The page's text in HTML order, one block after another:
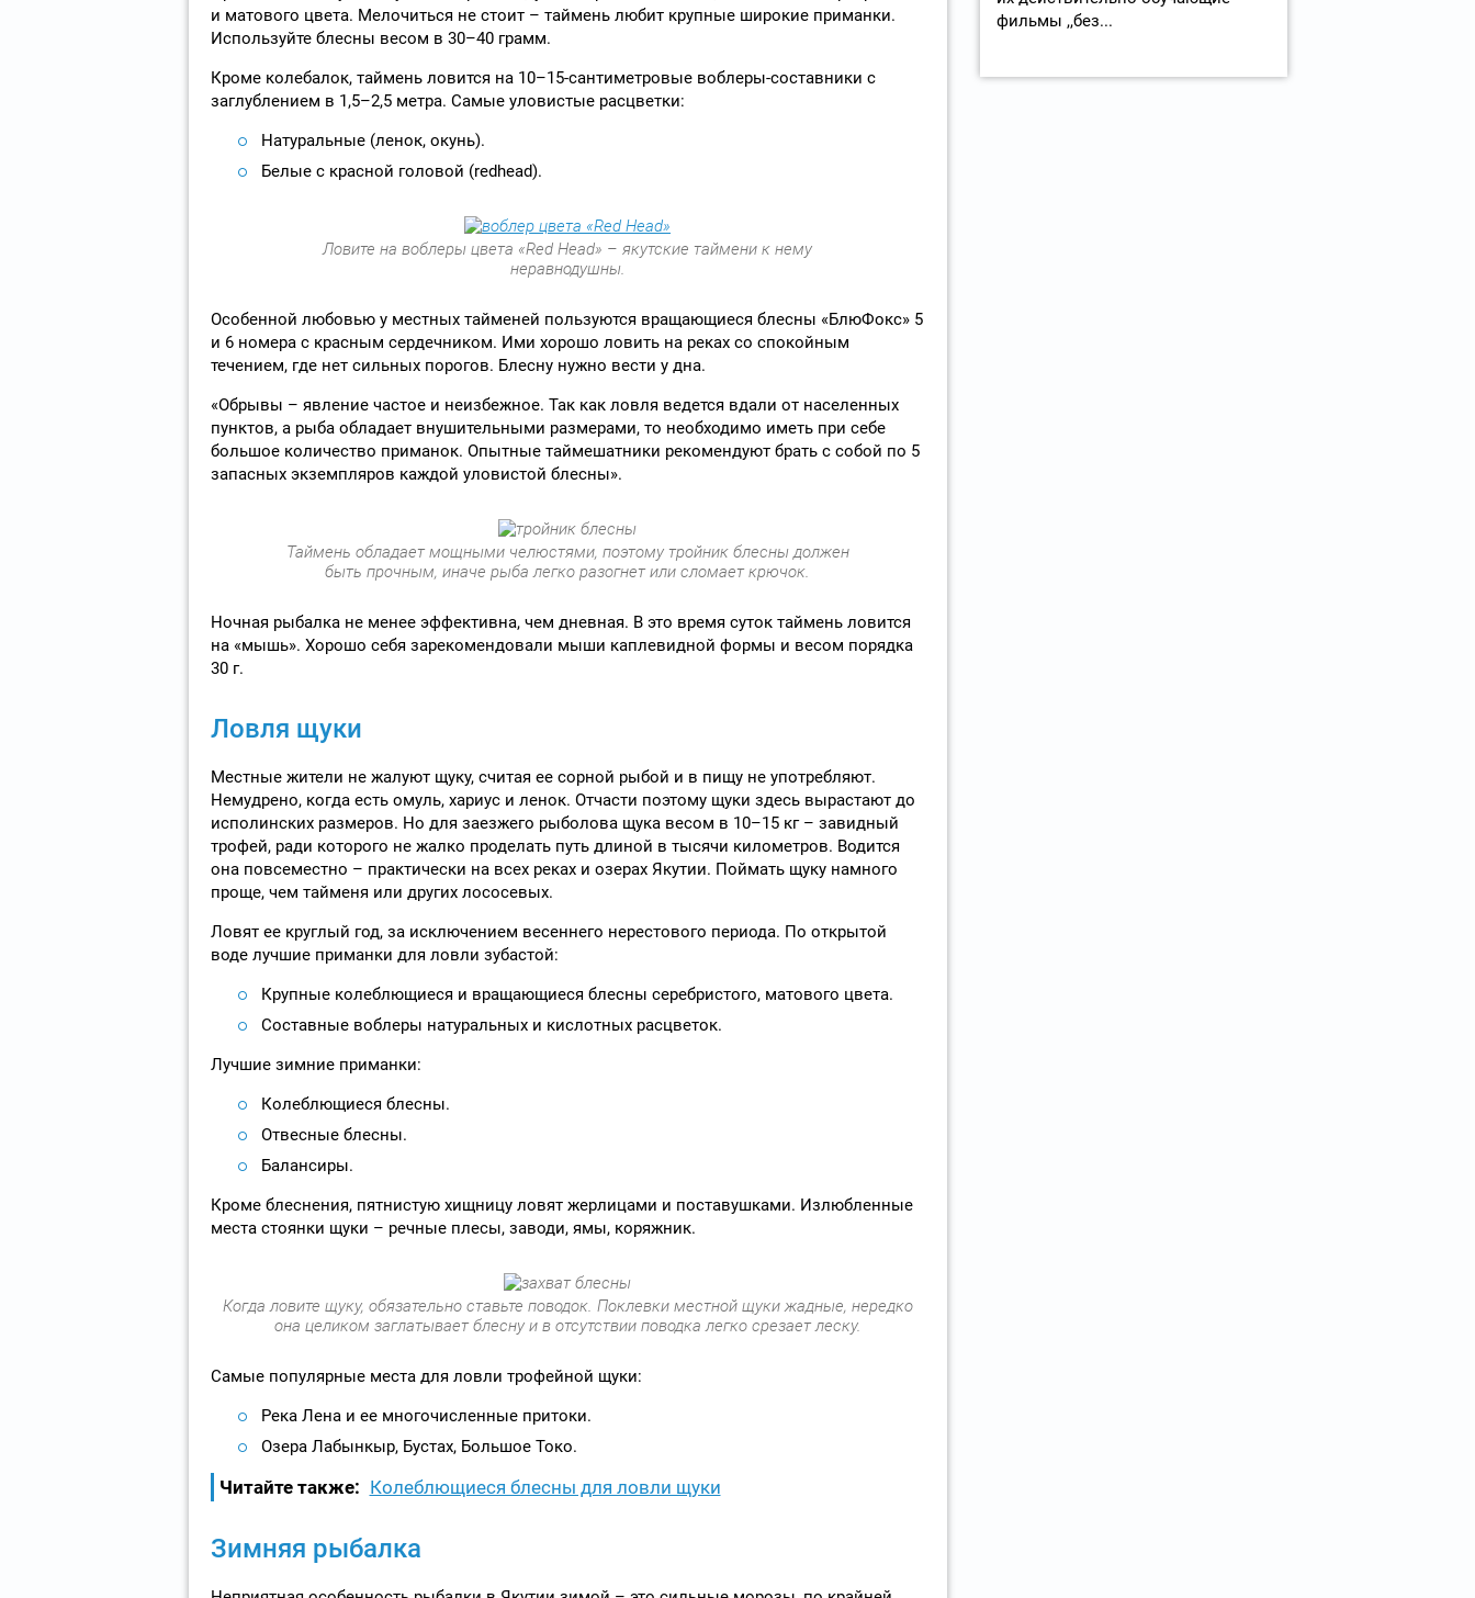
и матового цвета. Мелочиться не стоит – таймень любит крупные широкие приманки.
Используйте блесны весом в 30–40 грамм.
Кроме колебалок, таймень ловится на 10–15-сантиметровые воблеры-составники с
заглублением в 1,5–2,5 метра. Самые уловистые расцветки:
Натуральные (ленок, окунь).
Белые с красной головой (redhead).
Ловите на воблеры цвета «Red Head» – якутские таймени к нему
неравнодушны.
Особенной любовью у местных тайменей пользуются вращающиеся блесны «БлюФокс» 5
и 6 номера с красным сердечником. Ими хорошо ловить на реках со спокойным
течением, где нет сильных порогов. Блесну нужно вести у дна.
«Обрывы – явление частое и неизбежное. Так как ловля ведется вдали от населенных
пунктов, а рыба обладает внушительными размерами, то необходимо иметь при себе
большое количество приманок. Опытные таймешатники рекомендуют брать с собой по 5
запасных экземпляров каждой уловистой блесны».
Таймень обладает мощными челюстями, поэтому тройник блесны должен
быть прочным, иначе рыба легко разогнет или сломает крючок.
Ночная рыбалка не менее эффективна, чем дневная. В это время суток таймень ловится
на «мышь». Хорошо себя зарекомендовали мыши каплевидной формы и весом порядка
30 г.
Ловля щуки
Местные жители не жалуют щуку, считая ее сорной рыбой и в пищу не употребляют.
Немудрено, когда есть омуль, хариус и ленок. Отчасти поэтому щуки здесь вырастают до
исполинских размеров. Но для заезжего рыболова щука весом в 10–15 кг – завидный
трофей, ради которого не жалко проделать путь длиной в тысячи километров. Водится
она повсеместно – практически на всех реках и озерах Якутии. Поймать щуку намного
проще, чем тайменя или других лососевых.
Ловят ее круглый год, за исключением весеннего нерестового периода. По открытой
воде лучшие приманки для ловли зубастой:
Крупные колеблющиеся и вращающиеся блесны серебристого, матового цвета.
Составные воблеры натуральных и кислотных расцветок.
Лучшие зимние приманки:
Колеблющиеся блесны.
Отвесные блесны.
Балансиры.
Кроме блеснения, пятнистую хищницу ловят жерлицами и поставушками. Излюбленные
места стоянки щуки – речные плесы, заводи, ямы, коряжник.
Когда ловите щуку, обязательно ставьте поводок. Поклевки местной щуки жадные, нередко
она целиком заглатывает блесну и в отсутствии поводка легко срезает леску.
Самые популярные места для ловли трофейной щуки:
Река Лена и ее многочисленные притоки.
Озера Лабынкыр, Бустах, Большое Токо.
Читайте также: Колеблющиеся блесны для ловли щуки
Зимняя рыбалка
фильмы ,,без...